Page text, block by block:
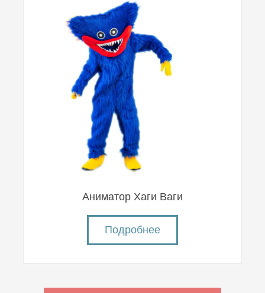
Аниматор Хаги Ваги
Подробнее